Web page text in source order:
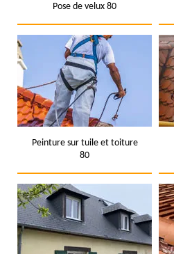
Pose de velux 80
Peinture sur tuile et toiture
80